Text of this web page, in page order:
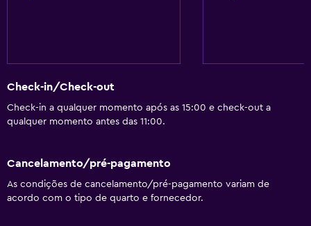
Wi-Fi disponível em todas as áreas
Internet
Ventoinha
Piscina e spa
Bar na piscina
Check-in/Check-out
Check-in a qualquer momento após as 15:00 e check-out a
qualquer momento antes das 11:00.
Cancelamento/pré-pagamento
As condições de cancelamento/pré-pagamento variam de
acordo com o tipo de quarto e fornecedor.